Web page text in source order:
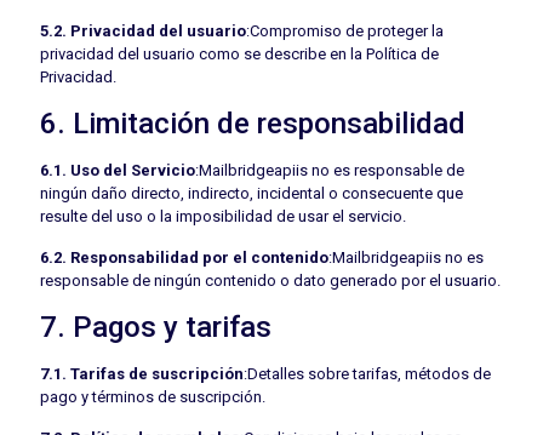
5.2. Privacidad del usuario:Compromiso de proteger la
privacidad del usuario como se describe en la Política de
Privacidad.
6. Limitación de responsabilidad
6.1. Uso del Servicio:Mailbridgeapiis no es responsable de
ningún daño directo, indirecto, incidental o consecuente que
resulte del uso o la imposibilidad de usar el servicio.
6.2. Responsabilidad por el contenido:Mailbridgeapiis no es
responsable de ningún contenido o dato generado por el usuario.
7. Pagos y tarifas
7.1. Tarifas de suscripción:Detalles sobre tarifas, métodos de
pago y términos de suscripción.